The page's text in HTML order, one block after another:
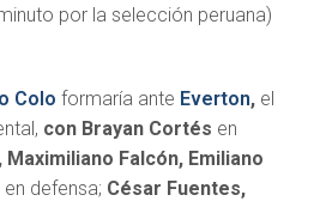
por la selección peruana)
Colo formaría ante Everton,el
con Brayan Cortés en
Maximiliano Falcón, Emiliano
en defensa; César Fuentes,